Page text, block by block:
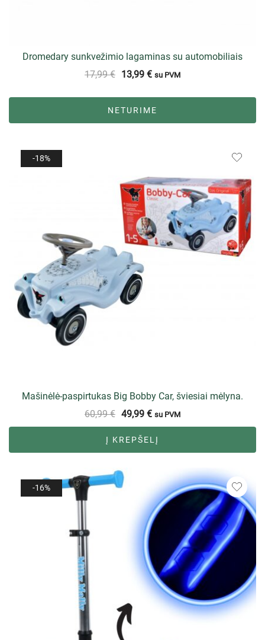
Dromedary sunkvežimio lagaminas su automobiliais
17,99€ 13,99 € su PVM
NETURIME
-18%
Mašinėlė-paspirtukas Big Bobby Car, šviesiai mėlyna.
60,99€ 49,99 € su PVM
Į KREPŠELĮ
-16%